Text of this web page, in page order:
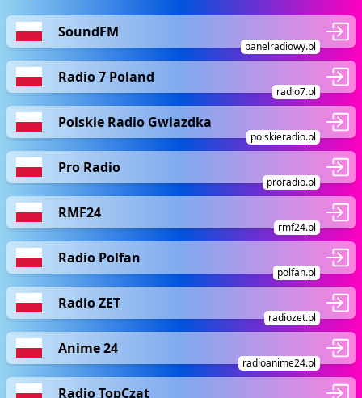
SoundFM
panelradiowy.pl
Radio 7 Poland
radio7.pl
Polskie Radio Gwiazdka
polskieradio.pl
Pro Radio
proradio.pl
RMF24
rmf24.pl
Radio Polfan
polfan.pl
Radio ZET
radiozet.pl
Anime 24
radioanime24.pl
Radio TopCzat